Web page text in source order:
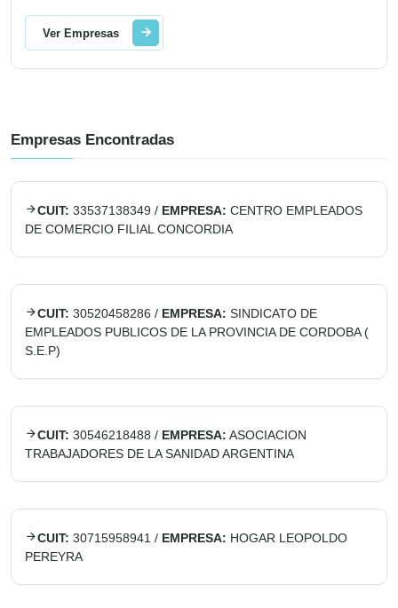
Ver Empresas
Empresas Encontradas
CUIT: 33537138349 / EMPRESA: CENTRO EMPLEADOS
DE COMERCIO FILIAL CONCORDIA
CUIT: 30520458286 / EMPRESA: SINDICATO DE
EMPLEADOS PUBLICOS DE LA PROVINCIA DE CORDOBA (
S.E.P)
CUIT: 30546218488 / EMPRESA: ASOCIACION
TRABAJADORES DE LA SANIDAD ARGENTINA
CUIT: 30715958941 / EMPRESA: HOGAR LEOPOLDO
PEREYRA